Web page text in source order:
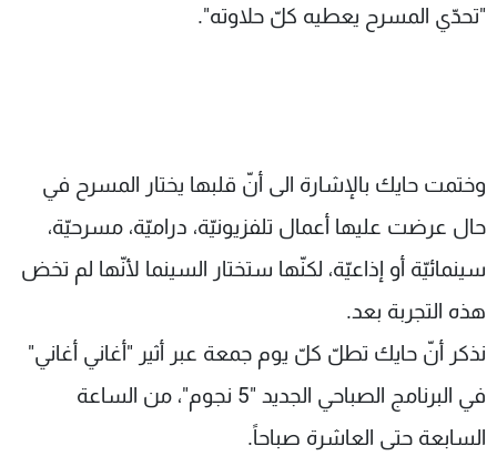
"تحدّي المسرح يعطيه كلّ حلاوته".
وختمت حايك بالإشارة الى أنّ قلبها يختار المسرح في
حال عرضت عليها أعمال تلفزيونيّة، دراميّة، مسرحيّة،
سينمائيّة أو إذاعيّة، لكنّها ستختار السينما لأنّها لم تخض
هذه التجربة بعد.
نذكر أنّ حايك تطلّ كلّ يوم جمعة عبر أثير "أغاني أغاني"
في البرنامج الصباحي الجديد "5 نجوم"، من الساعة
السابعة حتى العاشرة صباحاً.